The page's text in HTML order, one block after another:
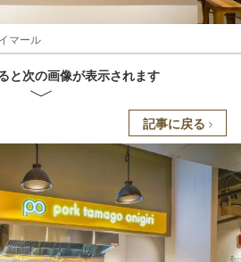
マール
と次の画像が表示されます
記事に戻る